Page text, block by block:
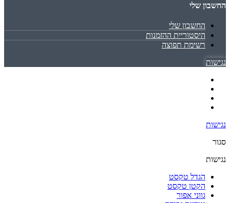
החשבון שלי
החשבון שלי
היסטוריית ההזמנות
רשימת תפוצה
נגישות
נגישות
סגור
נגישות
הגדל טקסט
הקטן טקסט
גווני אפור